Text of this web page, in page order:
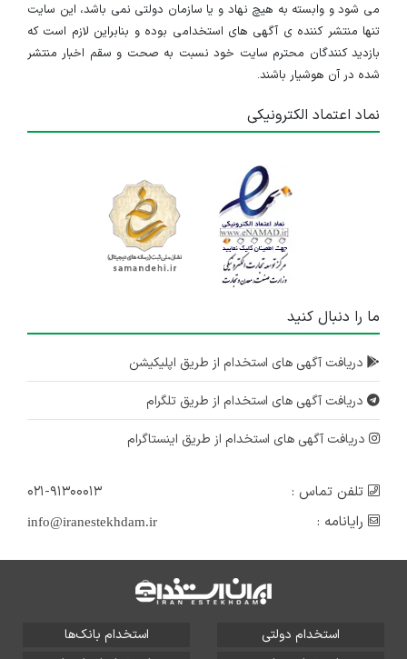
می شود و وابسته به هیچ نهاد و یا سازمان دولتی نمی باشد، این سایت
تنها منتشر کننده ی آگهی های استخدامی بوده و بنابراین لازم است که
بازدید کنندگان محترم سایت خود نسبت به صحت و سقم اخبار منتشر
شده در آن هوشیار باشند.
نماد اعتماد الکترونیکی
ما را دنبال کنید
دریافت آگهی های استخدام از طریق اپلیکیشن
دریافت آگهی های استخدام از طریق تلگرام
دریافت آگهی های استخدام از طریق اینستاگرام
تلفن تماس :
۰۲۱-۹۱۳۰۰۰۱۳
رایانامه :
info@iranestekhdam.ir
استخدام دولتی
استخدام بانک‌ها